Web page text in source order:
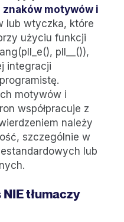
motywów i
lub wtyczka, które
użyciu funkcji
pll__()),
integracji
motywów i
współpracuje z
należy
szczególnie w
lub
tłumaczy